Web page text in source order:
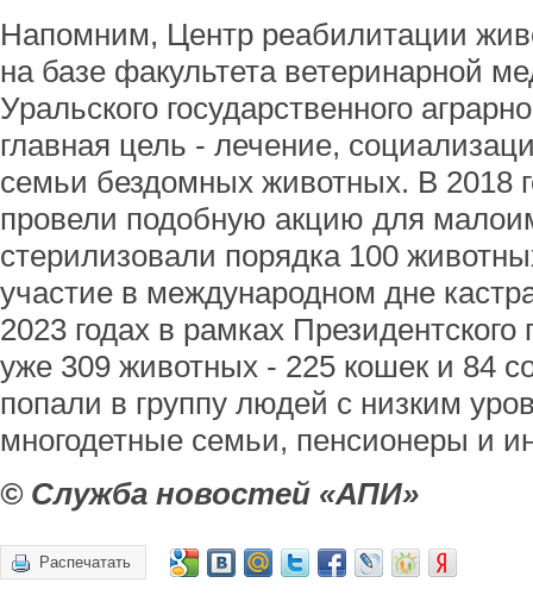
Напомним, Центр реабилитации
на базе факультета ветеринарной
Уральского государственного
главная цель - лечение,
семьи бездомных животных. В 2018
провели подобную акцию для
стерилизовали порядка 100
участие в международном дне
2023 годах в рамках Президентского
уже 309 животных - 225 кошек и 84
попали в группу людей с низким
многодетные семьи, пенсионеры и
© Служба новостей «АПИ»
Распечатать